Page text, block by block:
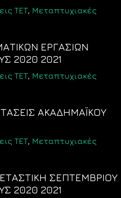
ΤΕΤ, Μεταπτυχιακές
ΕΡΓΑΣΙΩΝ
2020 2021
ΤΕΤ, Μεταπτυχιακές
ΑΚΑΔΗΜΑΪΚΟΥ
ΤΕΤ, Μεταπτυχιακές
ΣΕΠΤΕΜΒΡΙΟΥ
2020 2021